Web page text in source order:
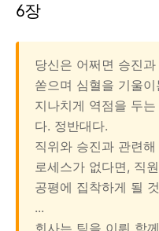
6장
당신은 어쩌면 승진
쏟으며 심혈을 기울
지나치게 역점을 두
다. 정반대다.
직위와 승진과 관련
로세스가 없다면, 직
공평에 집착하게 될
...
회사는 팀을 이뤄 함